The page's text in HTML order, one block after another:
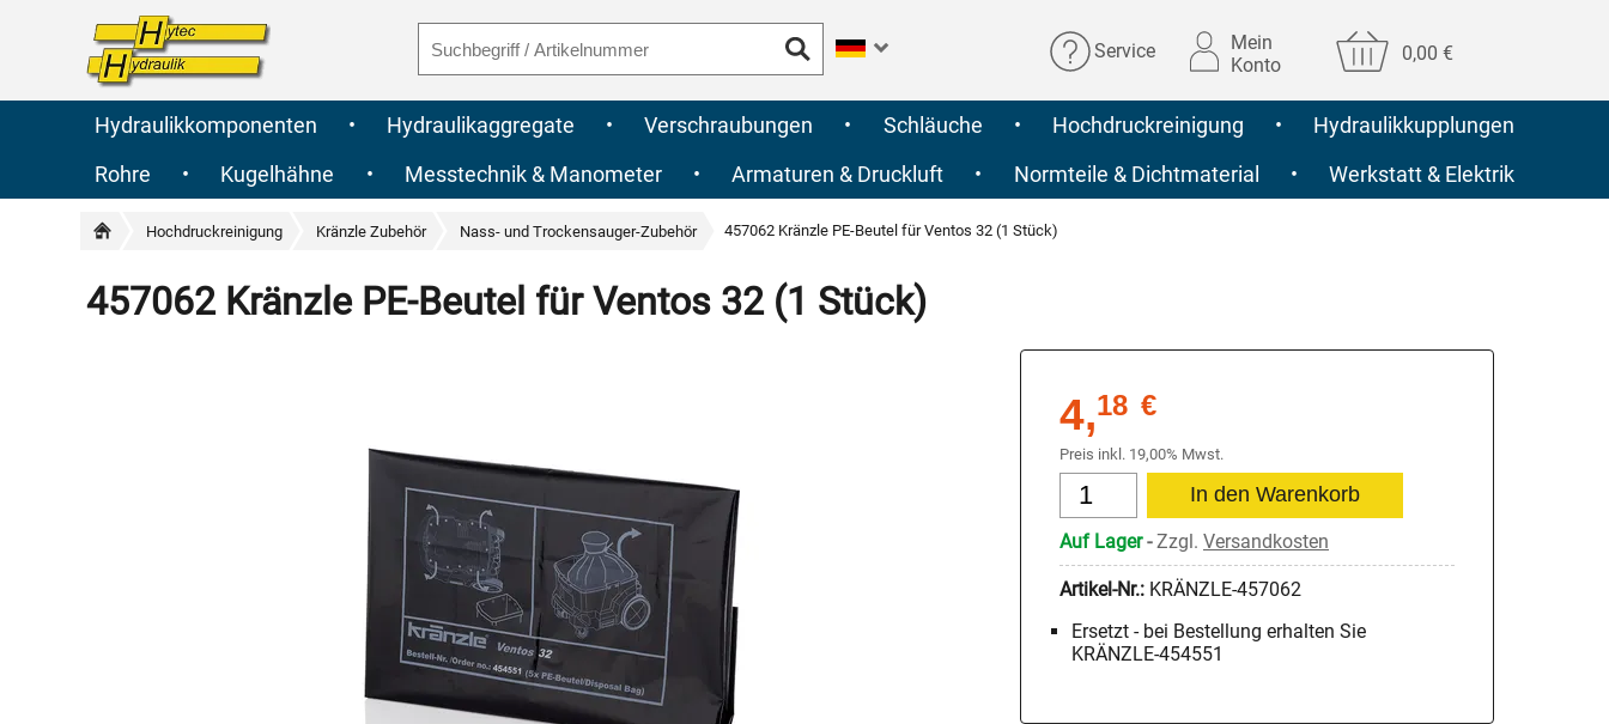
Service
Mein
Konto
0,00 €
Hydraulikkomponenten • Hydraulikaggregate • Verschraubungen • Schläuche • Hochdruckreinigung •
Hydraulikkupplungen
Rohre
• Kugelhähne • Messtechnik & Manometer • Armaturen & Druckluft • Normteile & Dichtmaterial • Werkstatt & Elektrik
Hochdruckreinigung Kränzle Zubehör Nass- und Trockensauger-Zubehör 457062 Kränzle PE-Beutel für Ventos 32 (1 Stück)
457062 Kränzle PE-Beutel für Ventos 32 (1 Stück)
4,18 €
Preis inkl. 19,00% Mwst.
Auf Lager-Zzgl. Versandkosten
Artikel-Nr.: KRÄNZLE-457062
Ersetzt - bei Bestellung erhalten Sie
KRÄNZLE-454551